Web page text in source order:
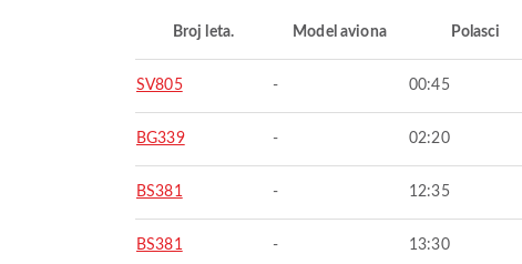
Broj leta. Model aviona Polasci
SV805 - 00:45
BG339 - 02:20
BS381 - 12:35
BS381 - 13:30